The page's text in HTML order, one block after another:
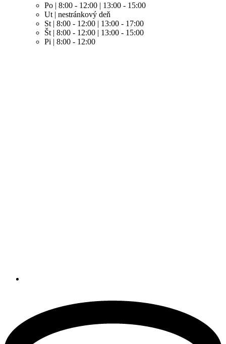
Po | 8:00 - 12:00 | 13:00 - 15:00
Ut | nestránkový deň
St | 8:00 - 12:00 | 13:00 - 17:00
Št | 8:00 - 12:00 | 13:00 - 15:00
Pi | 8:00 - 12:00